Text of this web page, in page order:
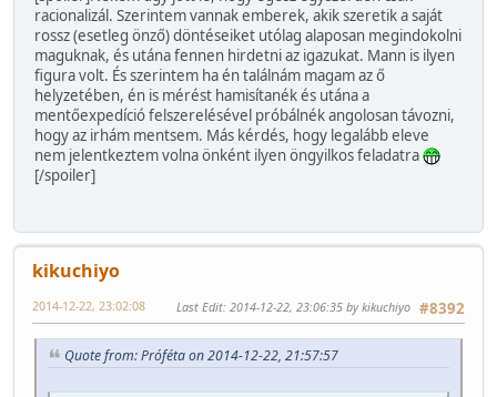
racionalizál. Szerintem vannak emberek, akik szeretik a saját
rossz (esetleg önző) döntéseiket utólag alaposan megindokolni
maguknak, és utána fennen hirdetni az igazukat. Mann is ilyen
figura volt. És szerintem ha én találnám magam az ő
helyzetében, én is mérést hamisítanék és utána a
mentőexpedíció felszerelésével próbálnék angolosan távozni,
hogy az irhám mentsem. Más kérdés, hogy legalább eleve
nem jelentkeztem volna önként ilyen öngyilkos feladatra
[/spoiler]
kikuchiyo
#8392
2014-12-22, 23:02:08 Last Edit: 2014-12-22, 23:06:35 by kikuchiyo
Quote from: Próféta on 2014-12-22, 21:57:57